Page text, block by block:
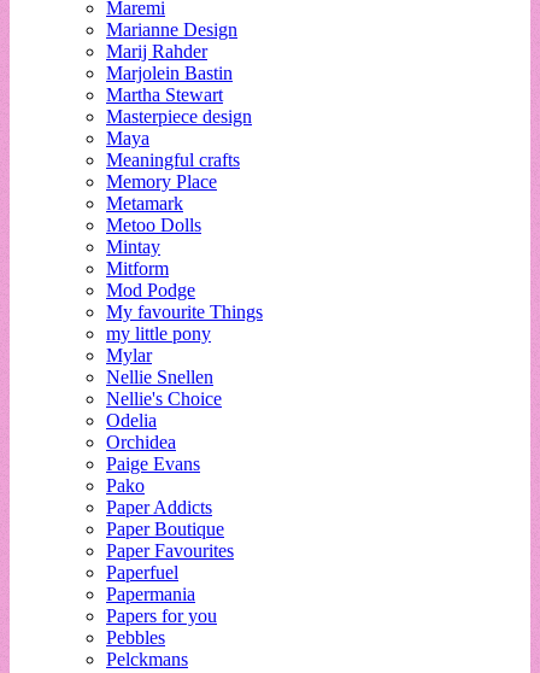
Maremi
Marianne Design
Marij Rahder
Marjolein Bastin
Martha Stewart
Masterpiece design
Maya
Meaningful crafts
Memory Place
Metamark
Metoo Dolls
Mintay
Mitform
Mod Podge
My favourite Things
my little pony
Mylar
Nellie Snellen
Nellie's Choice
Odelia
Orchidea
Paige Evans
Pako
Paper Addicts
Paper Boutique
Paper Favourites
Paperfuel
Papermania
Papers for you
Pebbles
Pelckmans